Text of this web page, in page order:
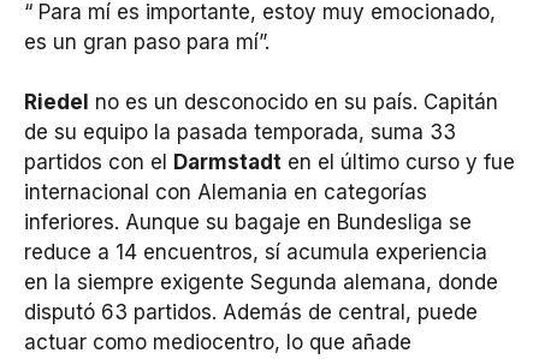
“ Para mí es importante, estoy muy emocionado,
es un gran paso para mí”.
Riedel no es un desconocido en su país. Capitán
de su equipo la pasada temporada, suma 33
partidos con el
Darmstadt en el último curso y fue
internacional con Alemania en categorías
inferiores. Aunque su bagaje en Bundesliga se
reduce a 14 encuentros, sí acumula experiencia
en la siempre exigente Segunda alemana, donde
disputó 63 partidos. Además de central, puede
actuar como mediocentro, lo que añade